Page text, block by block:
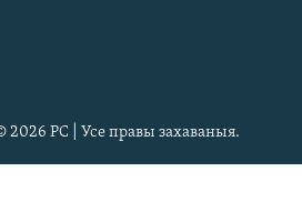
2026 РС | Усе правы захаваныя.